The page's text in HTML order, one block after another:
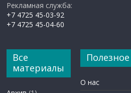
Рекламная служба:
+7 4725 45-03-92
+7 4725 45-04-60
Все
материалы
Полезное
О нас